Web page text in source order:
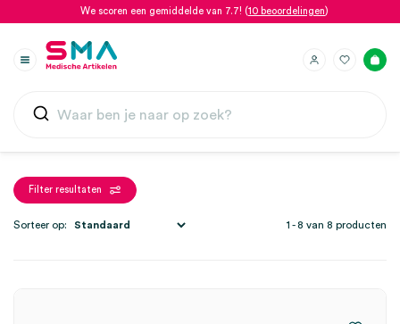
We scoren een gemiddelde van 7.7! (10 beoordelingen)
Filter resultaten
1 - 8 van 8 producten
Sorteer op: